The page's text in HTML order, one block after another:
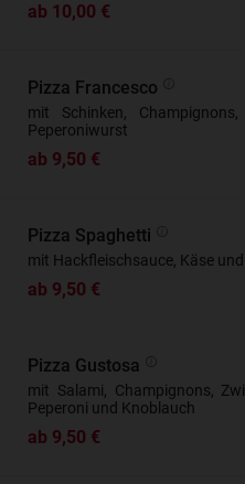
ab 10,00 €
Pizza Francesco
mit Schinken,
Peperoniwurst
ab 9,50 €
Pizza Spaghetti
mit Hackfleischsauce, Käse
ab 9,50 €
Pizza Gustosa
mit Salami, Champignons,
Peperoni und Knoblauch
ab 9,50 €